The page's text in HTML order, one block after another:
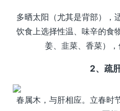
多晒太阳（尤其是背部），
饮食上选择性温、味辛的食
姜、韭菜、香菜），
2、疏
春属木，与肝相应。立春时